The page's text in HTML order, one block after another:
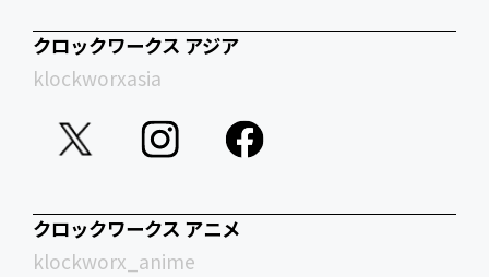
クロックワークス アジア
klockworxasia
クロックワークス アニメ
klockworx_anime